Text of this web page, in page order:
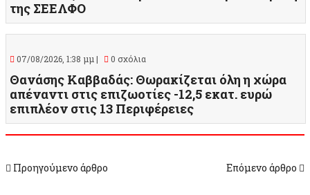
της ΣΕΕΛΦΟ
07/08/2026, 1:38 μμ | 0 σχόλια
Θανάσης Καββαδάς: Θωρακίζεται όλη η χώρα
απέναντι στις επιζωοτίες -12,5 εκατ. ευρώ
επιπλέον στις 13 Περιφέρειες
Προηγούμενο άρθρο Επόμενο άρθρο